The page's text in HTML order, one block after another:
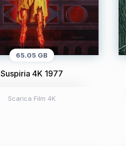
65.05 GB
Suspiria 4K 1977
Scarica Film 4K